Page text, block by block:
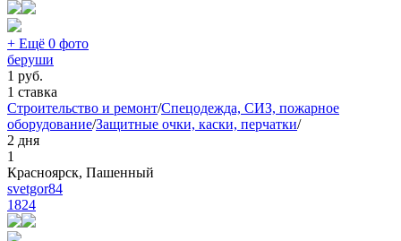
+ Ещё 0 фото
беруши
1 руб.
1 ставка
Строительство и ремонт/Спецодежда, СИЗ, пожарное
оборудование/Защитные очки, каски, перчатки/
2 дня
1
Красноярск, Пашенный
svetgor84
1824